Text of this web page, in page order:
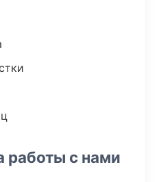
с нами